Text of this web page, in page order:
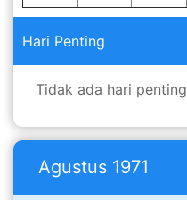
Hari Penting
Tidak ada hari penting
Agustus 1971